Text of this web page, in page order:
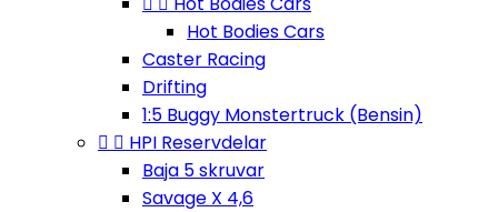
Hot Bodies Cars
Caster Racing
Drifting
1:5 Buggy Monstertruck (Bensin)
  HPI Reservdelar
Baja 5 skruvar
Savage X 4,6